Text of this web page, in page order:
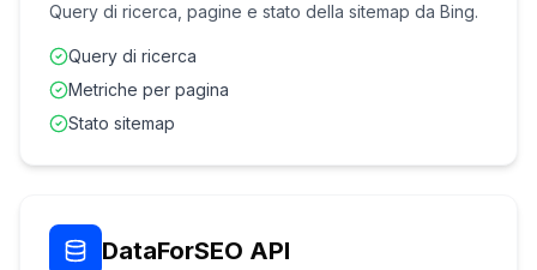
Query di ricerca, pagine e stato della sitemap da Bing.
Query di ricerca
Metriche per pagina
Stato sitemap
DataForSEO API